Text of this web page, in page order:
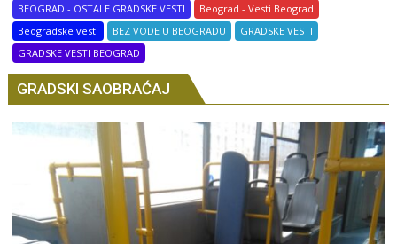
BEOGRAD - OSTALE GRADSKE VESTI
Beograd - Vesti Beograd
Beogradske vesti
BEZ VODE U BEOGRADU
GRADSKE VESTI
GRADSKE VESTI BEOGRAD
GRADSKI SAOBRAĆAJ